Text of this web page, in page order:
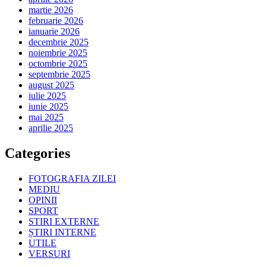
martie 2026
februarie 2026
ianuarie 2026
decembrie 2025
noiembrie 2025
octombrie 2025
septembrie 2025
august 2025
iulie 2025
iunie 2025
mai 2025
aprilie 2025
Categories
FOTOGRAFIA ZILEI
MEDIU
OPINII
SPORT
STIRI EXTERNE
ȘTIRI INTERNE
UTILE
VERSURI